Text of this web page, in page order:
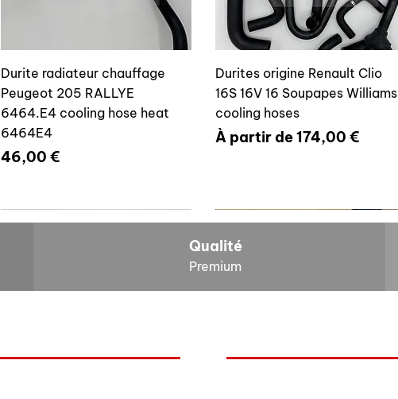
Durite radiateur chauffage
Peugeot 205 RALLYE
6464.E4 cooling hose heat
6464E4
Prix
46,00 €
Durites origine Renault Clio
16S 16V 16 Soupapes Williams
cooling hoses
À partir de174,00 €
Prix promotionnel
7700804636 6464E4
Qualité
Premium